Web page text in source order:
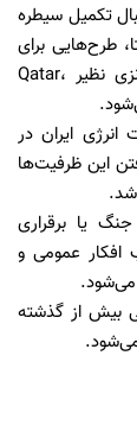
تکمیل سیطره
طرح‌هایی برای
تصرف و شکل‌دهی ساختارهایی مشابه کشورهای پونزی نظیر Qatar،
ایران در
این ظرفیت‌ها
یا برقراری
افکار عمومی و
می‌شود.
بیش از گذشته
می‌شود.